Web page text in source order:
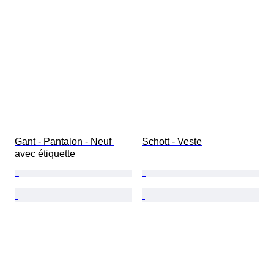
Gant - Pantalon - Neuf
avec étiquette
Schott - Veste